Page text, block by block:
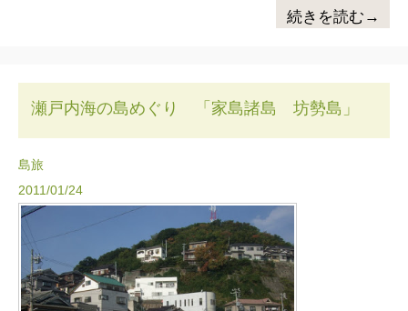
続きを読む→
瀬戸内海の島めぐり 「家島諸島 坊勢島」
島旅
2011/01/24